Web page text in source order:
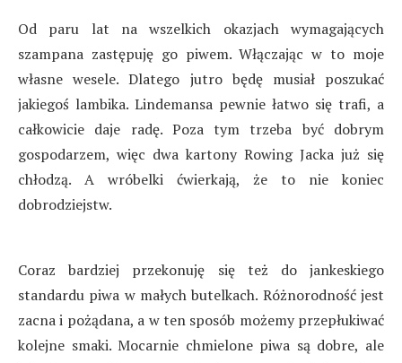
Od paru lat na wszelkich okazjach wymagających
szampana zastępuję go piwem. Włączając w to moje
własne wesele. Dlatego jutro będę musiał poszukać
jakiegoś lambika. Lindemansa pewnie łatwo się trafi, a
całkowicie daje radę. Poza tym trzeba być dobrym
gospodarzem, więc dwa kartony Rowing Jacka już się
chłodzą. A wróbelki ćwierkają, że to nie koniec
dobrodziejstw.
Coraz bardziej przekonuję się też do jankeskiego
standardu piwa w małych butelkach. Różnorodność jest
zacna i pożądana, a w ten sposób możemy przepłukiwać
kolejne smaki. Mocarnie chmielone piwa są dobre, ale